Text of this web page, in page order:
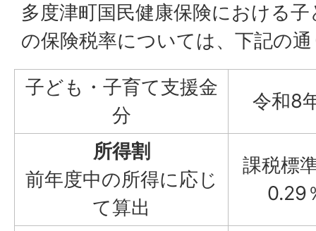
多度津町国民健康保険における
の保険税率については、下記の
子ども・子育て支援金
分
令和8
所得割
前年度中の所得に応じ
て算出
課税標
0.29